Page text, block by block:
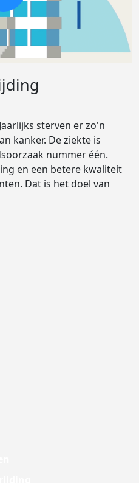
sterven er zo'n
kanker. De ziekte is
nummer één.
en een betere kwaliteit
Dat is het doel van